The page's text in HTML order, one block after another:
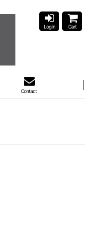
Log in Cart
Contact